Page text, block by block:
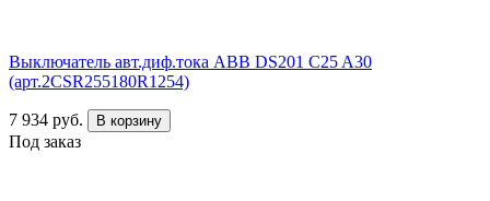
Выключатель авт.диф.тока ABB DS201 C25 A30
(арт.2CSR255180R1254)
7 934 руб. В корзину
Под заказ